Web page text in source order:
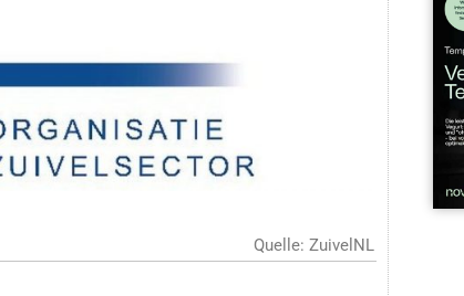
Quelle: ZuivelNL